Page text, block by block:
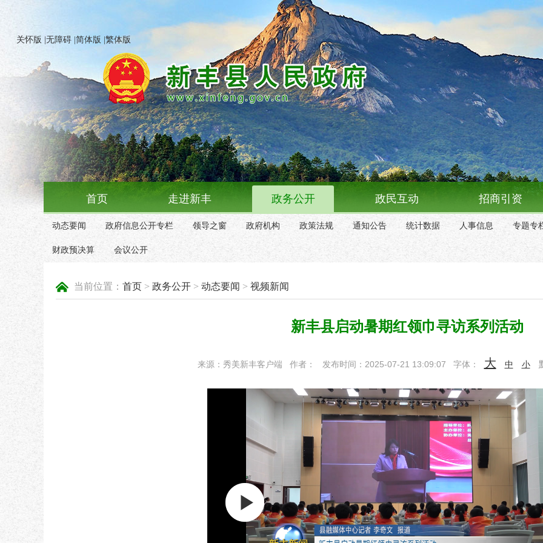
关怀版 无障碍 简体版 繁体版
首页 走进新丰 政务公开 政民互动 招商引资
动态要闻 政府信息公开专栏 领导之窗 政府机构 政策法规 通知公告 统计数据 人事信息 专题专
财政预决算 会议公开
当前位置： 首页 > 政务公开 > 动态要闻 > 视频新闻
新丰县启动暑期红领巾寻访系列活动
来源：秀美新丰客户端 作者： 发布时间：2025-07-21 13:09:07 字体： 大 中 小